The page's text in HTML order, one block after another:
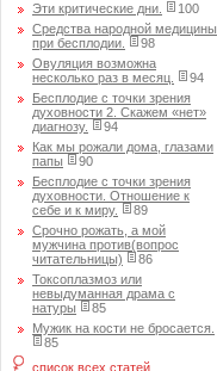
Эти критические дни.
100
Средства народной медицины
при бесплодии.
98
Овуляция возможна
несколько раз в месяц.
94
Бесплодие с точки зрения
духовности 2. Скажем «нет»
диагнозу.
94
Как мы рожали дома, глазами
папы
90
Бесплодие с точки зрения
духовности. Отношение к
себе и к миру.
89
Срочно рожать, а мой
мужчина против(вопрос
читательницы)
86
Токсоплазмоз или
невыдуманная драма с
натуры
85
Мужик на кости не бросается.
85
список всех статей